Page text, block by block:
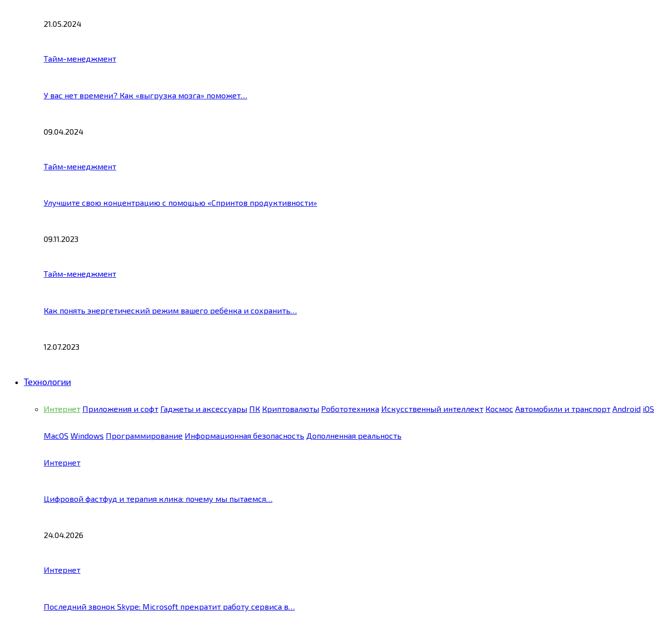
21.05.2024
Тайм-менеджмент
У вас нет времени? Как «выгрузка мозга» поможет…
09.04.2024
Тайм-менеджмент
Улучшите свою концентрацию с помощью «Спринтов продуктивности»
09.11.2023
Тайм-менеджмент
Как понять энергетический режим вашего ребёнка и сохранить…
12.07.2023
Технологии
Интернет Приложения и софт Гаджеты и аксессуары ПК Криптовалюты Робототехника Искусственный интеллект Космос Автомобили и транспорт Android iOS
MacOS Windows Программирование Информационная безопасность Дополненная реальность
Интернет
Цифровой фастфуд и терапия клика: почему мы пытаемся…
24.04.2026
Интернет
Последний звонок Skype: Microsoft прекратит работу сервиса в…